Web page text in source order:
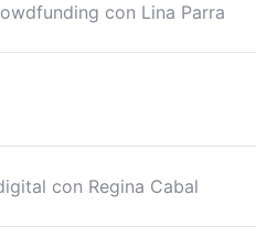
con Lina Parra
con Regina Cabal